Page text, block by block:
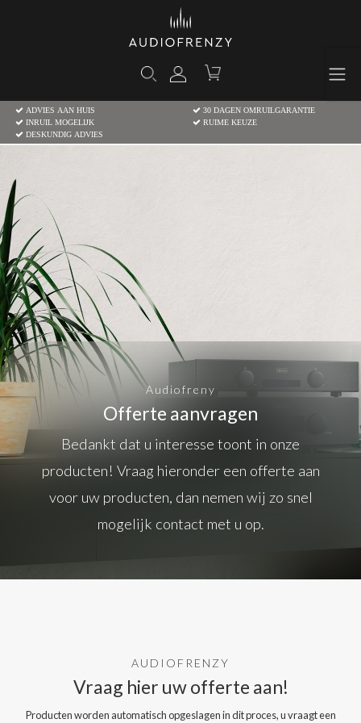
ADVIES AAN HUIS
30 DAGEN OMRUILGARANTIE
INRUIL MOGELIJK
RUIME KEUZE
DESKUNDIG ADVIES
Audiofreny
Offerte aanvragen
Bedankt dat u interesse toont in onze
producten! Vraag hieronder een offerte aan
voor uw producten, dan nemen wij zo snel
mogelijk contact met u op.
AUDIOFRENZY
Vraag hier uw offerte aan!
Producten worden automatisch opgeslagen in dit proces, u vraagt een